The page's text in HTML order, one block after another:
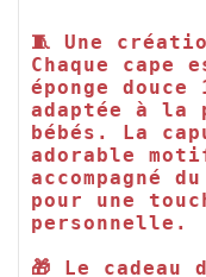
🧵 Une
Chaque cape
éponge douce
adaptée à la
bébés. La
adorable
accompagné
pour une
personnelle.
🎁 Le cadeau